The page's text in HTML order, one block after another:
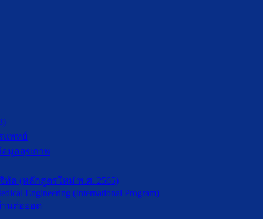
แพทย์
อมูลสุขภาพ
ล (หลักสูตรใหม่ พ.ศ. 2565)
Engineering (International Program)
นต่อยอด